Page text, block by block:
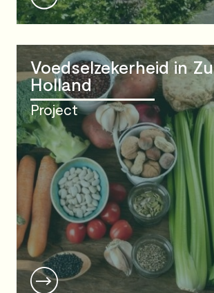
Voedselzekerheid in
Holland
Project